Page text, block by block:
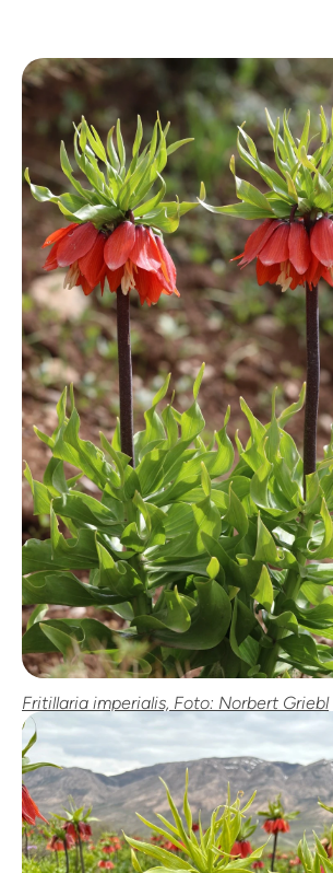
Fritillaria imperialis, Foto: Norbert Griebl